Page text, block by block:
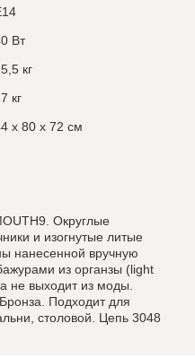
Вт
кг
кг
x 80 x 72 см
Округлые
и изогнутые литые
нанесенной вручную
из органзы (light
не выходит из моды.
Подходит для
столовой. Цепь 3048